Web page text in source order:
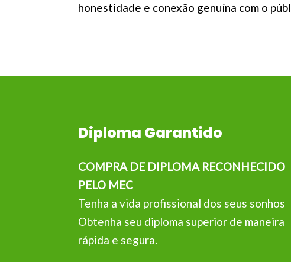
honestidade e conexão genuína com o
Diploma Garantido
COMPRA DE DIPLOMA RECONHECIDO
PELO MEC
Tenha a vida profissional dos seus sonhos
Obtenha seu diploma superior de maneira
rápida e segura.